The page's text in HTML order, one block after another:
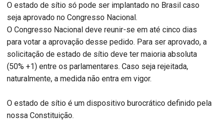
O estado de sítio só pode ser implantado no Brasil caso
seja aprovado no Congresso Nacional.
O Congresso Nacional deve reunir-se em até cinco dias
para votar a aprovação desse pedido. Para ser aprovado, a
solicitação de estado de sítio deve ter maioria absoluta
(50% +1) entre os parlamentares. Caso seja rejeitada,
naturalmente, a medida não entra em vigor.
O estado de sítio é um dispositivo burocrático definido pela
nossa Constituição.